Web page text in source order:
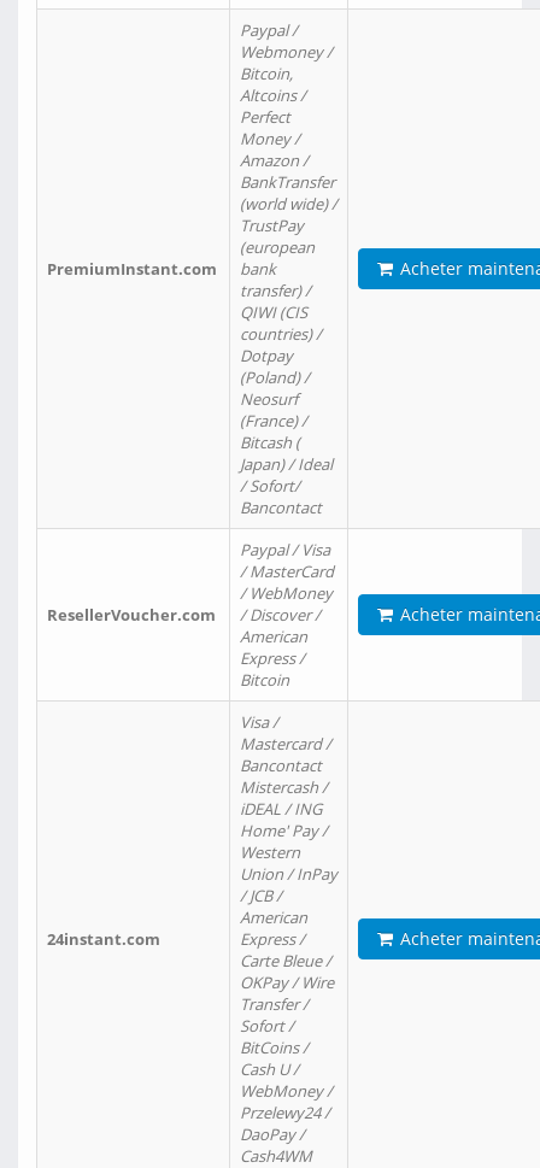
PremiumInstant.com
Paypal /
Webmoney /
Bitcoin,
Altcoins /
Perfect
Money /
Amazon /
BankTransfer
(world wide) /
TrustPay
(european
bank
transfer) /
QIWI (CIS
countries) /
Dotpay
(Poland) /
Neosurf
(France) /
Bitcash (
Japan) / Ideal
/ Sofort/
Bancontact
Acheter
ResellerVoucher.com
Paypal / Visa
/ MasterCard
/ WebMoney
/ Discover /
American
Express /
Bitcoin
Acheter
24instant.com
Visa /
Mastercard /
Bancontact
Mistercash /
iDEAL / ING
Home' Pay /
Western
Union / InPay
/ JCB /
American
Express /
Carte Bleue /
OKPay / Wire
Transfer /
Sofort /
BitCoins /
Cash U /
WebMoney /
Przelewy24 /
DaoPay /
Cash4WM
Acheter